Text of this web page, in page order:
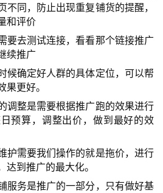
不同，防止出现重复铺货的提醒，
和评价
要去测试连接，看看那个链接推广
续推广
候确定好人群的具体定位，可以帮
更好。
调整是需要根据推广跑的效果进行
预算，调整出价，做到最好的效
护需要我们操作的就是拖价，进行
到推广的最大化。
服务是推广的一部分，只有做好基